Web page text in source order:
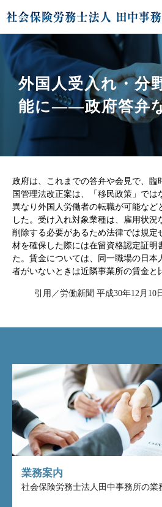
外国人受入れ・分
能に――政府答弁
政府は、これまでの答弁や会見で、臨
国管理法改正案は、「移民政策」では
異なり外国人労働者の転職が可能など
した。受け入れ対象業種は、雇用状
削除する必要があるため法律では規定
材を確保した際には在留資格認定証明
た。賃金については、同一職場の日本
者がいないときは近隣事業所の賃金と
引用／労働新聞 平成30年12月10
業務案内
社会保険労務士法人田中事務所の業